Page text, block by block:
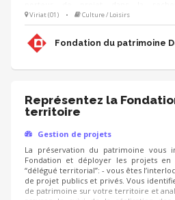
communication, l'animation de sa
projet. - Vous contribuez au
ressources (mécènes, donateurs,
les actions de la Fondation.
Viriat (01) • Culture / Loisirs
Fondation du patrimoine
Représentez la
territoire
Gestion de projets
La préservation du patrimoine vous
Fondation et déployer les projets en
“délégué territorial”: - vous êtes
de projet publics et privés. Vous
de patrimoine sur votre territoire et